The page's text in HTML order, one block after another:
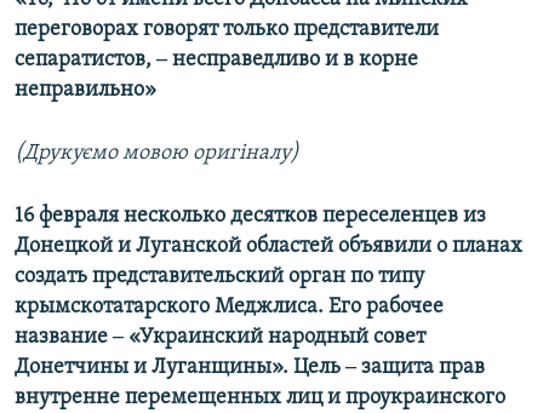
ДОЛУЧАЙСЯ!
переговорах говорят только представители
сепаратистов, ‒ несправедливо и в корне
неправильно»
(Друкуємо мовою оригіналу)
16 февраля несколько десятков переселенцев из
Донецкой и Луганской областей объявили о планах
создать представительский орган по типу
крымскотатарского Меджлиса. Его рабочее
название ‒​ «Украинский народный совет
Донетчины и Луганщины». Цель ‒​ защита прав
внутренне перемещенных лиц и проукраинского